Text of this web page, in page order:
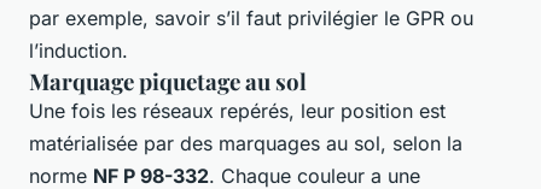
par exemple, savoir s’il faut privilégier le GPR ou
l’induction.
Marquage piquetage au sol
Une fois les réseaux repérés, leur position est
matérialisée par des marquages au sol, selon la
norme NF P 98-332. Chaque couleur a une